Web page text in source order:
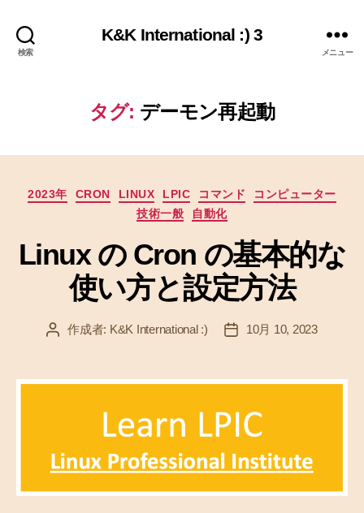
検索
K&K International :) 3
メニュー
タグ: デーモン再起動
カ
テ
リ
ー
2023年 CRON LINUX LPIC コマンド
コンピューター
技術一般
自動化
Linux の Cron の基本的な
使い方と設定方法
投 作成者: K&K International :)
投
10月 10, 2023